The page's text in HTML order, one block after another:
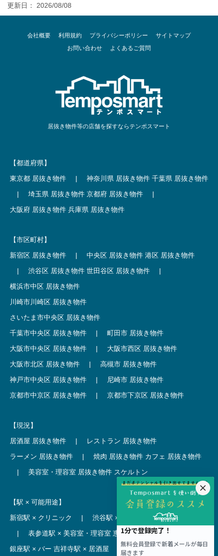
更新日： 2026/08/08
会社概要 利用規約 プライバシーポリシー
サイトマップ
お問い合わせ
よくあるご質問
居抜き物件等の店舗を探すならテンポスマート
【都道府県】
東京都 居抜き物件
| 神奈川県 居抜き物件 千葉県 居抜き物件
|
埼玉県 居抜き物件 京都府 居抜き物件
|
大阪府 居抜き物件 兵庫県 居抜き物件
【市区町村】
新宿区 居抜き物件
| 中央区 居抜き物件 港区 居抜き物件
|
渋谷区 居抜き物件 世田谷区 居抜き物件
|
横浜市中区 居抜き物件
川崎市川崎区 居抜き物件
さいたま市中央区 居抜き物件
千葉市中央区 居抜き物件
|
町田市 居抜き物件
大阪市中央区 居抜き物件
|
大阪市西区 居抜き物件
大阪市北区 居抜き物件
|
高槻市 居抜き物件
神戸市中央区 居抜き物件
|
尼崎市 居抜き物件
京都市中京区 居抜き物件
| 京都市下京区 居抜き物件
【現況】
居酒屋 居抜き物件
|
レストラン 居抜き物件
ラーメン 居抜き物件
| 焼肉 居抜き物件 カフェ 居抜き物件
|
美容室・理容室 居抜き物件 スケルトン
【駅 × 可能用途】
新宿駅 × クリニック
| 渋谷駅 × カフェ
池袋駅 × ラーメン
|
表参道駅 × 美容室・理容室 恵比寿駅 × レストラン
銀座駅 × バー 吉祥寺駅 × 居酒屋 麻布十番駅 × レストラン